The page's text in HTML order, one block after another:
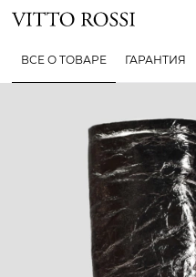
ВСЕ О ТОВАРЕ ГАРАНТИЯ